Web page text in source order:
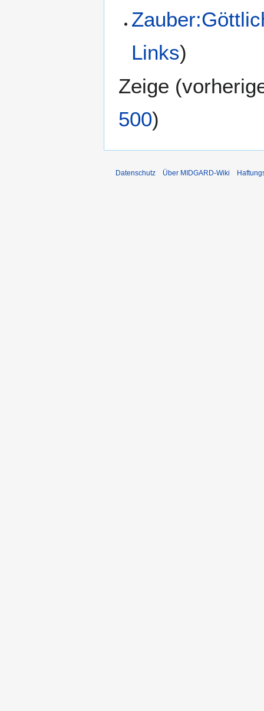
Links)
Zeige (
500)
Datenschutz Über MIDGARD-Wiki